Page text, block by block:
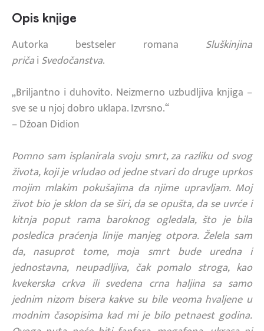
Opis knjige
Autorka bestseler romana Sluškinjina
pričai Svedočanstva.
„Briljantno i duhovito. Neizmerno uzbudljiva knjiga –
sve se u njoj dobro uklapa. Izvrsno.“
– Džoan Didion
Pomno sam isplanirala svoju smrt, za razliku od svog
života, koji je vrludao od jedne stvari do druge uprkos
mojim mlakim pokušajima da njime upravljam. Moj
život bio je sklon da se širi, da se opušta, da se uvrće i
kitnja poput rama baroknog ogledala, što je bila
posledica praćenja linije manjeg otpora. Želela sam
da, nasuprot tome, moja smrt bude uredna i
jednostavna, neupadljiva, čak pomalo stroga, kao
kvekerska crkva ili svedena crna haljina sa samo
jednim nizom bisera kakve su bile veoma hvaljene u
modnim časopisima kad mi je bilo petnaest godina.